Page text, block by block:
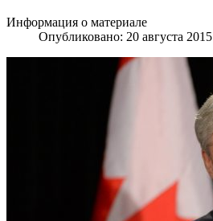
Информация о материале
Опубликовано: 20 августа 2015